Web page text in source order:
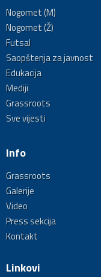
Nogomet (M)
Nogomet (Ž)
Futsal
Saopštenja za javnost
Edukacija
Mediji
Grassroots
Sve vijesti
Info
Grassroots
Galerije
Video
Press sekcija
Kontakt
Linkovi